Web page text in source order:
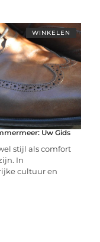
WINKELEN
Uw Gids
stijl als comfort
In
cultuur en